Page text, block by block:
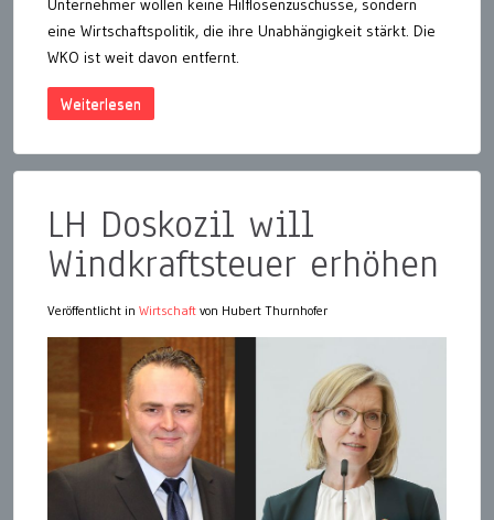
Unternehmer wollen keine Hilflosenzuschüsse, sondern
eine Wirtschaftspolitik, die ihre Unabhängigkeit stärkt. Die
WKO ist weit davon entfernt.
Weiterlesen
LH Doskozil will
Windkraftsteuer erhöhen
Veröffentlicht in Wirtschaft von Hubert Thurnhofer